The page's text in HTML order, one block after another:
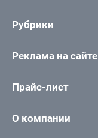
Рубрики
Реклама на сайте
Прайс-лист
О компании